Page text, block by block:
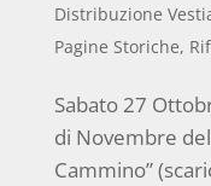
Distribuzione
Pagine Storiche,
Sabato 27
di Novembre
Cammino”